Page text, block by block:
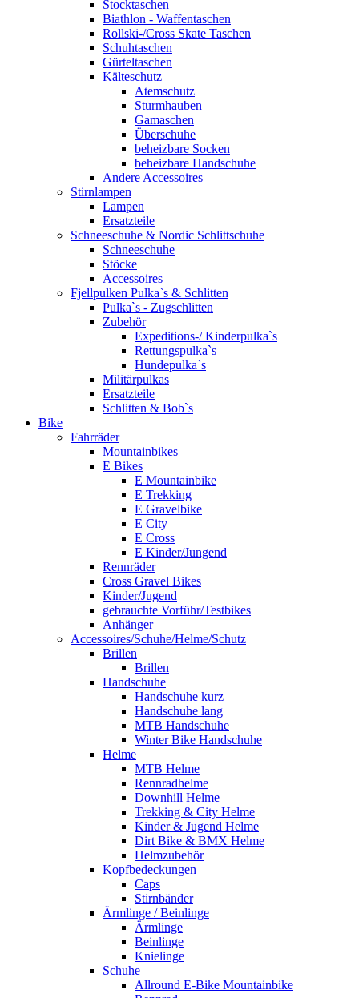
Stocktaschen
Biathlon - Waffentaschen
Rollski-/Cross Skate Taschen
Schuhtaschen
Gürteltaschen
Kälteschutz
Atemschutz
Sturmhauben
Gamaschen
Überschuhe
beheizbare Socken
beheizbare Handschuhe
Andere Accessoires
Stirnlampen
Lampen
Ersatzteile
Schneeschuhe & Nordic Schlittschuhe
Schneeschuhe
Stöcke
Accessoires
Fjellpulken Pulka`s & Schlitten
Pulka`s - Zugschlitten
Zubehör
Expeditions-/ Kinderpulka`s
Rettungspulka`s
Hundepulka`s
Militärpulkas
Ersatzteile
Schlitten & Bob`s
Bike
Fahrräder
Mountainbikes
E Bikes
E Mountainbike
E Trekking
E Gravelbike
E City
E Cross
E Kinder/Jungend
Rennräder
Cross Gravel Bikes
Kinder/Jugend
gebrauchte Vorführ/Testbikes
Anhänger
Accessoires/Schuhe/Helme/Schutz
Brillen
Brillen
Handschuhe
Handschuhe kurz
Handschuhe lang
MTB Handschuhe
Winter Bike Handschuhe
Helme
MTB Helme
Rennradhelme
Downhill Helme
Trekking & City Helme
Kinder & Jugend Helme
Dirt Bike & BMX Helme
Helmzubehör
Kopfbedeckungen
Caps
Stirnbänder
Ärmlinge / Beinlinge
Ärmlinge
Beinlinge
Knielinge
Schuhe
Allround E-Bike Mountainbike